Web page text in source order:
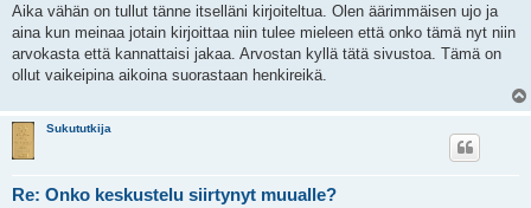
Aika vähän on tullut tänne itselläni kirjoiteltua. Olen äärimmäisen ujo ja
aina kun meinaa jotain kirjoittaa niin tulee mieleen että onko tämä nyt niin
arvokasta että kannattaisi jakaa. Arvostan kyllä tätä sivustoa. Tämä on
ollut vaikeipina aikoina suorastaan henkireikä.
Sukututkija
Re: Onko keskustelu siirtynyt muualle?